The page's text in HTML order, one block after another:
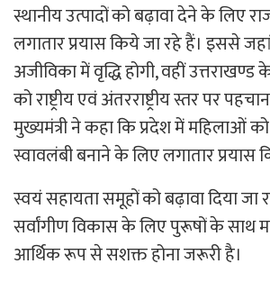
स्थानीय उत्पादों को बढ़ावा देने के लिए
लगातार प्रयास किये जा रहे हैं। इससे
अजीविका में वृद्धि होगी, वहीं उत्तराखण्ड
को राष्ट्रीय एवं अंतरराष्ट्रीय स्तर पर
मुख्यमंत्री ने कहा कि प्रदेश में महिलाओं
स्वावलंबी बनाने के लिए लगातार प्रयास
स्वयं सहायता समूहों को बढ़ावा दिया
सर्वांगीण विकास के लिए पुरूषों के साथ
आर्थिक रूप से सशक्त होना जरूरी है।